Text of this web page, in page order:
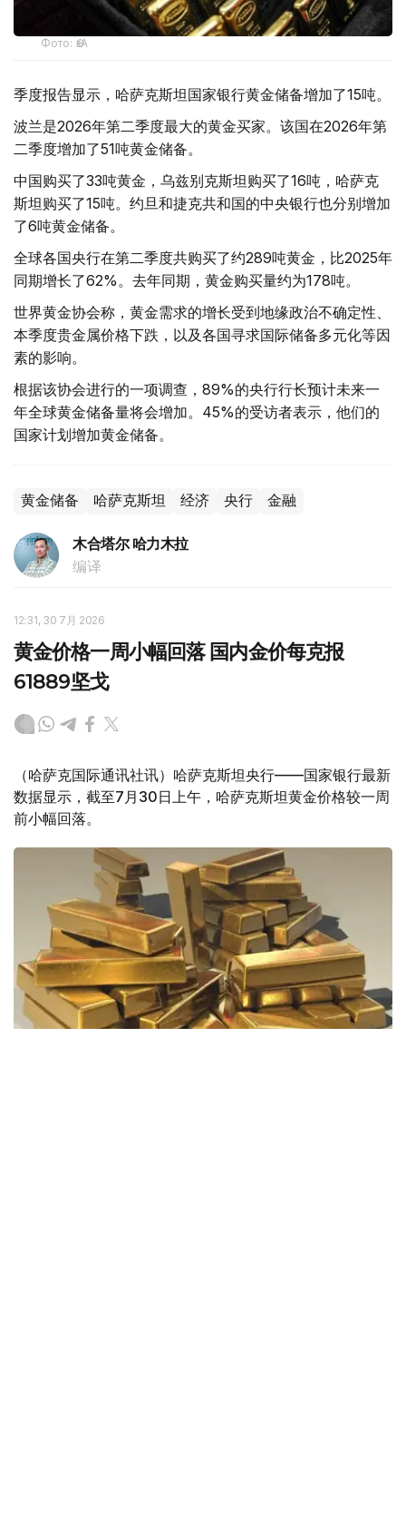
Фото: ӨзА
季度报告显示，哈萨克斯坦国家银行黄金储备增加了15吨。
波兰是2026年第二季度最大的黄金买家。该国在2026年第
二季度增加了51吨黄金储备。
中国购买了33吨黄金，乌兹别克斯坦购买了16吨，哈萨克
斯坦购买了15吨。约旦和捷克共和国的中央银行也分别增加
了6吨黄金储备。
全球各国央行在第二季度共购买了约289吨黄金，比2025年
同期增长了62%。去年同期，黄金购买量约为178吨。
世界黄金协会称，黄金需求的增长受到地缘政治不确定性、
本季度贵金属价格下跌，以及各国寻求国际储备多元化等因
素的影响。
根据该协会进行的一项调查，89%的央行行长预计未来一
年全球黄金储备量将会增加。45%的受访者表示，他们的
国家计划增加黄金储备。
黄金储备 哈萨克斯坦 经济 央行 金融
木合塔尔 哈力木拉
编译
12:31, 30 7月 2026
黄金价格一周小幅回落 国内金价每克报
61889坚戈
（哈萨克国际通讯社讯）哈萨克斯坦央行——国家银行最新
数据显示，截至7月30日上午，哈萨克斯坦黄金价格较一周
前小幅回落。